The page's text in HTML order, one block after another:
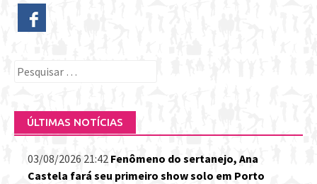
Pesquisar
ÚLTIMAS NOTÍCIAS
03/08/2026 21:42 Fenômeno do sertanejo, Ana
Castela fará seu primeiro show solo em Porto